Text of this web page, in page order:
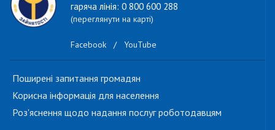
гаряча лінія: 0 800 600 288
(переглянути на карті)
Facebook / YouTube
Поширені запитання громадян
Корисна інформація для населення
Роз'яснення щодо надання послуг роботодавцям